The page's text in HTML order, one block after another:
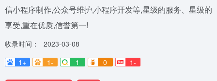
信小程序制作,公众号维护,小程序开发等,星级的服务、星级的
享受,重在优质,信誉第一!
收录时间：
2023-03-08
1+
1- 1 0 1-